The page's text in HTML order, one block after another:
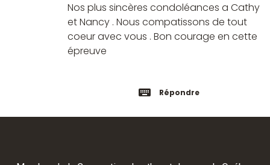
Nos plus sincères condoléances a Cathy
et Nancy . Nous compatissons de tout
coeur avec vous . Bon courage en cette
épreuve
Répondre